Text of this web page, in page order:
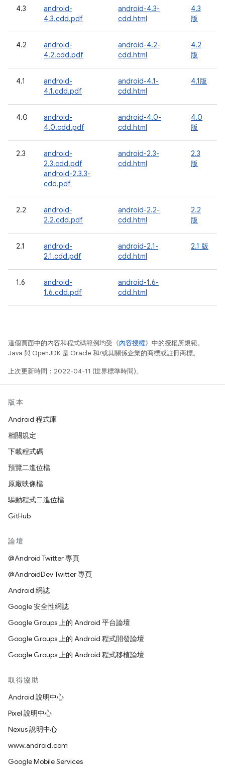
4.3
android-
4.3.cdd.pdf
android-4.3-
cdd.html
4.3
版
4.2
android-
4.2.cdd.pdf
android-4.2-
cdd.html
4.2
版
4.1
android-
4.1.cdd.pdf
android-4.1-
cdd.html
4.1版
4.0
android-
4.0.cdd.pdf
android-4.0-
cdd.html
4.0
版
2.3
android-
2.3.cdd.pdf
android-2.3.3-
cdd.pdf
android-2.3-
cdd.html
2.3
版
2.2
android-
2.2.cdd.pdf
android-2.2-
cdd.html
2.2
版
2.1
android-
2.1.cdd.pdf
android-2.1-
cdd.html
2.1 版
1.6
android-
1.6.cdd.pdf
android-1.6-
cdd.html
這個頁面中的內容和程式碼範例均受《內容授權》中的授權所規範。
Java 與 OpenJDK 是 Oracle 和/或其關係企業的商標或註冊商標。
上次更新時間：2022-04-11 (世界標準時間)。
版本
Android 程式庫
相關規定
下載程式碼
預覽二進位檔
原廠映像檔
驅動程式二進位檔
GitHub
論壇
@Android Twitter 專頁
@AndroidDev Twitter 專頁
Android 網誌
Google 安全性網誌
Google Groups 上的 Android 平台論壇
Google Groups 上的 Android 程式開發論壇
Google Groups 上的 Android 程式移植論壇
取得協助
Android 說明中心
Pixel 說明中心
Nexus 說明中心
www.android.com
Google Mobile Services